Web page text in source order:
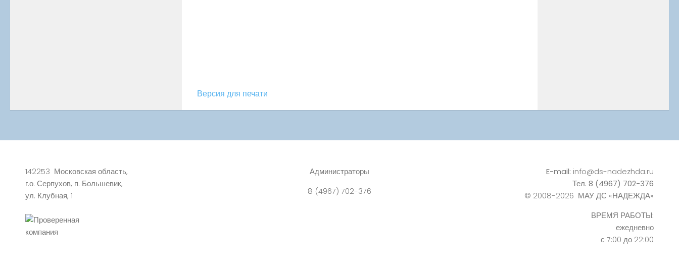
Версия для печати
142253 Московская область,
г.о. Серпухов, п. Большевик,
ул. Клубная, 1
Администраторы
8 (4967) 702-376
E-mail: info@ds-nadezhda.ru
Тел. 8 (4967) 702-376
© 2008-2026 МАУ ДС «НАДЕЖДА»
ВРЕМЯ РАБОТЫ:
ежедневно
с 7:00 до 22:00